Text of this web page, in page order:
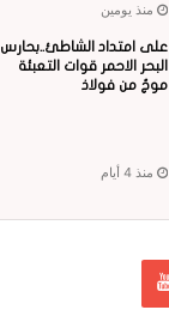
منذ يومين
على امتداد الشاطئ..بحارس
البحر الاحمر قوات التعبئة
موجٌ من فولاذ
منذ 4 أيام